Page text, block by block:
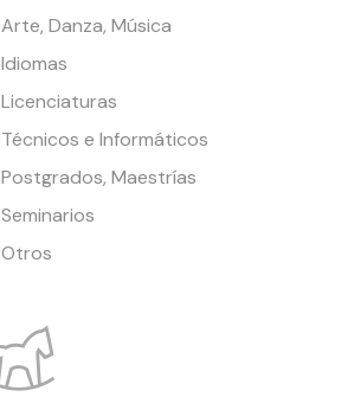
Arte, Danza, Música
Idiomas
Licenciaturas
Técnicos e Informáticos
Postgrados, Maestrías
Seminarios
Otros